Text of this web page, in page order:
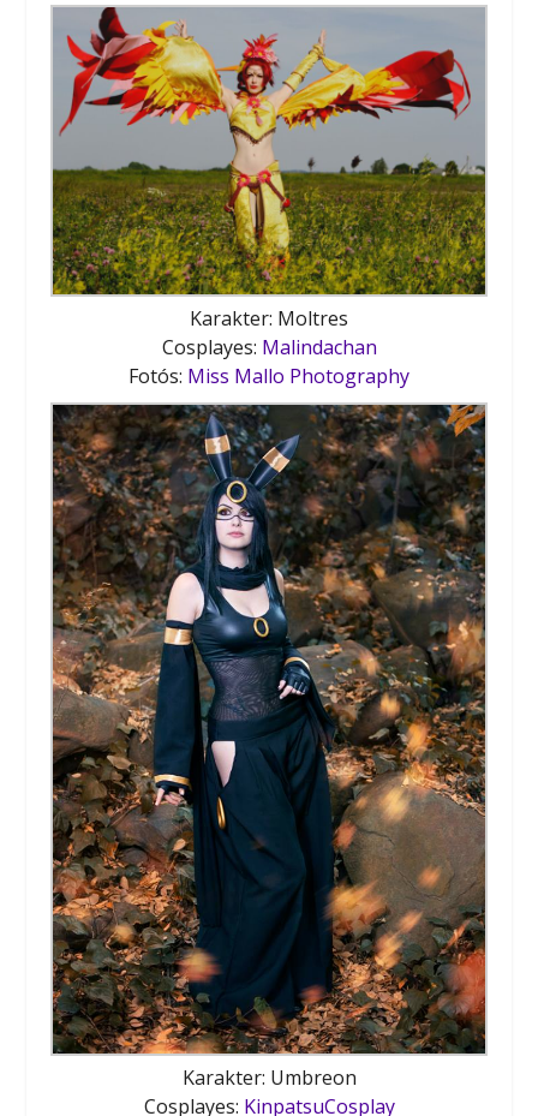
Karakter: Moltres
Cosplayes: Malindachan
Fotós: Miss Mallo Photography
Karakter: Umbreon
Cosplayes: KinpatsuCosplay